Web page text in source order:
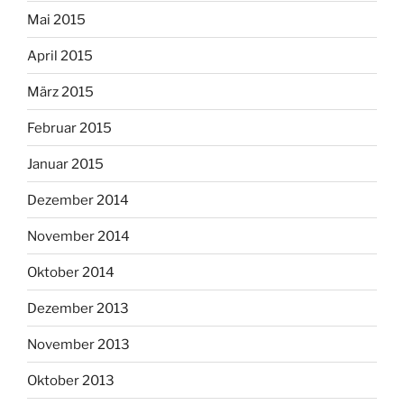
Mai 2015
April 2015
März 2015
Februar 2015
Januar 2015
Dezember 2014
November 2014
Oktober 2014
Dezember 2013
November 2013
Oktober 2013